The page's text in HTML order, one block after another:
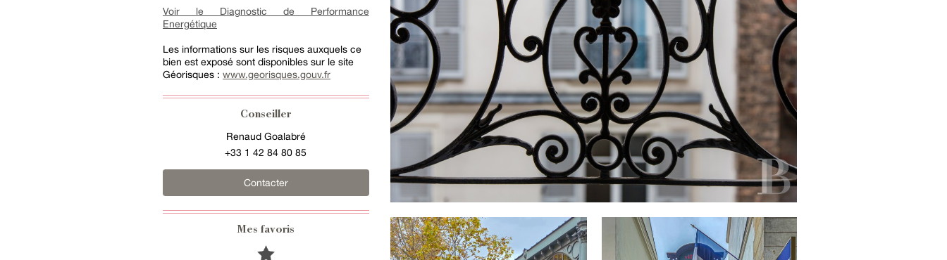
Voir le Diagnostic de Performance
Energétique
Les informations sur les risques auxquels ce
bien est exposé sont disponibles sur le site
Géorisques : www.georisques.gouv.fr
Conseiller
Renaud Goalabré
+33 1 42 84 80 85
Contacter
Mes favoris